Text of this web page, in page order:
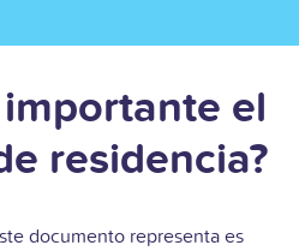
el
residencia?
documento representa es